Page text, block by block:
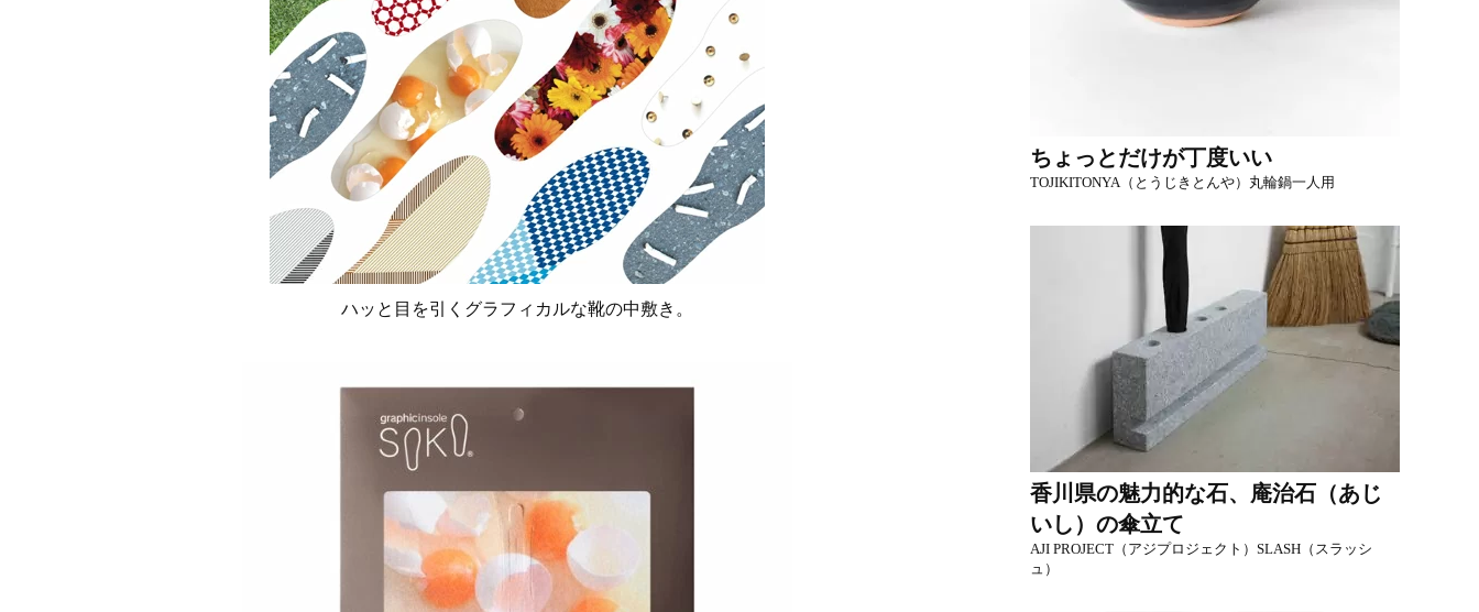
ハッと目を引くグラフィカルな靴の中敷き。
ちょっとだけが丁度いい
TOJIKITONYA（とうじきとんや）丸輪鍋一人用
香川県の魅力的な石、庵治石（あじ
いし）の傘立て
AJI PROJECT（アジプロジェクト）SLASH（スラッシ
ュ）